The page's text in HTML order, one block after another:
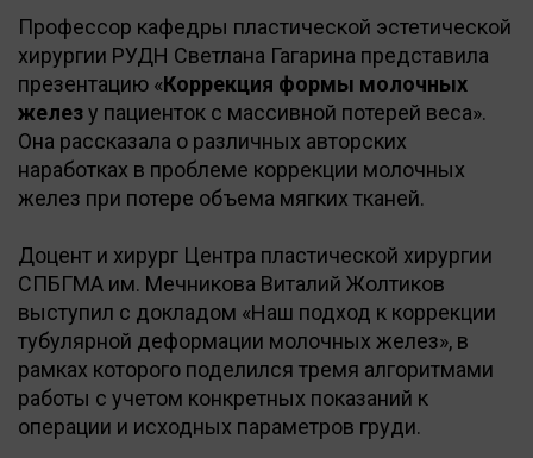
Профессор кафедры пластической эстетической
хирургии РУДН Светлана Гагарина представила
презентацию «Коррекция формы молочных
железу пациенток с массивной потерей веса».
Она рассказала о различных авторских
наработках в проблеме коррекции молочных
желез при потере объема мягких тканей.
Доцент и хирург Центра пластической хирургии
СПБГМА им. Мечникова Виталий Жолтиков
выступил с докладом «Наш подход к коррекции
тубулярной деформации молочных желез», в
рамках которого поделился тремя алгоритмами
работы с учетом конкретных показаний к
операции и исходных параметров груди.